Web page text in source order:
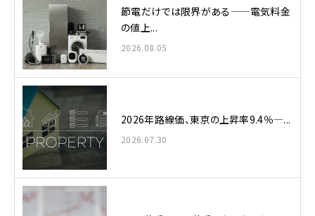
節電だけでは限界がある——電気料金
の値上...
2026.08.05
2026年路線価、東京の上昇率9.4％—...
2026.07.30